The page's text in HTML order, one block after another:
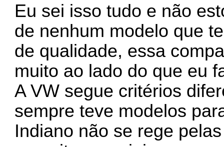
Eu sei isso tudo e não
de nenhum modelo que
de qualidade, essa
muito ao lado do que eu
A VW segue critérios
sempre teve modelos
Indiano não se rege